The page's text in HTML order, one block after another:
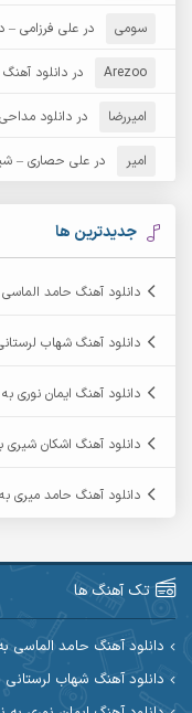
آرش عثمان
آرش مبهم
آرش مهرابی
آرشام
آرکاداش
آرین صیادی
آرین مریدی
آوات بوکانی
سومی در علی فرزامی –
Arezoo در دانلود آهنگ
امیررضا در دانلود
امیر در علی حصاری –
جدیدترین ها
دانلود آهنگ حامد
دانلود آهنگ شهاب
دانلود آهنگ ایمان نوری به
دانلود آهنگ اشکان شیری
دانلود آهنگ حامد میری
تک آهنگ ها
دانلود آهنگ حامد الماسی
دانلود آهنگ شهاب لرستانی